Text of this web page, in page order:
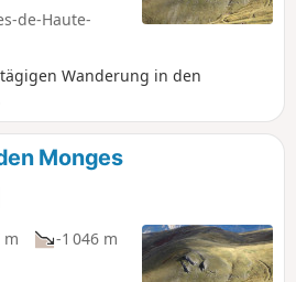
de-Haute-
Wanderung in den
Monges
m
-1 046 m